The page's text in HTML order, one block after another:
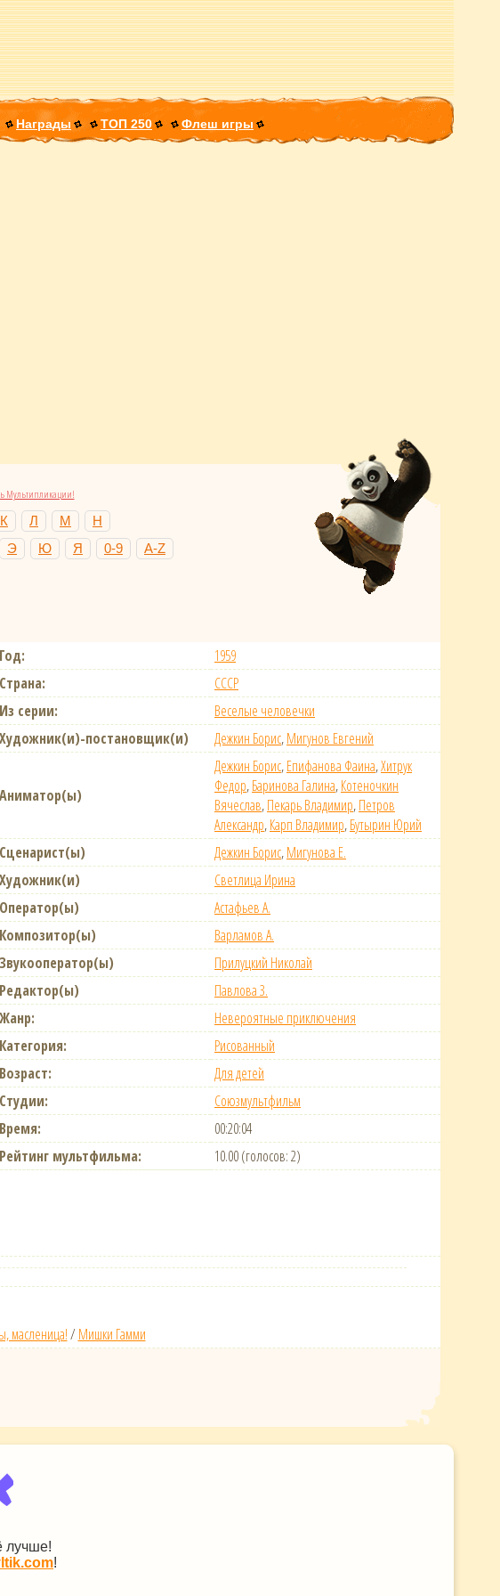
Награды ТОП 250 Флеш игры
Мультипликации!
К Л М
Н
Э Ю Я 0-9 A-Z
Год:
1959
Страна:
СССР
Из серии:
Веселые человечки
Художник(и)-постановщик(и)
Дежкин Борис,Мигунов Евгений
Аниматор(ы)
Дежкин Борис,Епифанова Фаина,Хитрук
Федор,Баринова Галина,Котеночкин
Вячеслав,Пекарь Владимир,Петров
Александр,Карп Владимир,Бутырин Юрий
Сценарист(ы)
Дежкин Борис,Мигунова Е.
Художник(и)
Светлица Ирина
Оператор(ы)
Астафьев А.
Композитор(ы)
Варламов А.
Звукооператор(ы)
Прилуцкий Николай
Редактор(ы)
Павлова З.
Жанр:
Невероятные приключения
Категория:
Рисованный
Возраст:
Для детей
Студии:
Союзмультфильм
Время:
00:20:04
Рейтинг мультфильма:
10.00 (голосов: 2)
масленица!/ Мишки Гамми
лучше!
!